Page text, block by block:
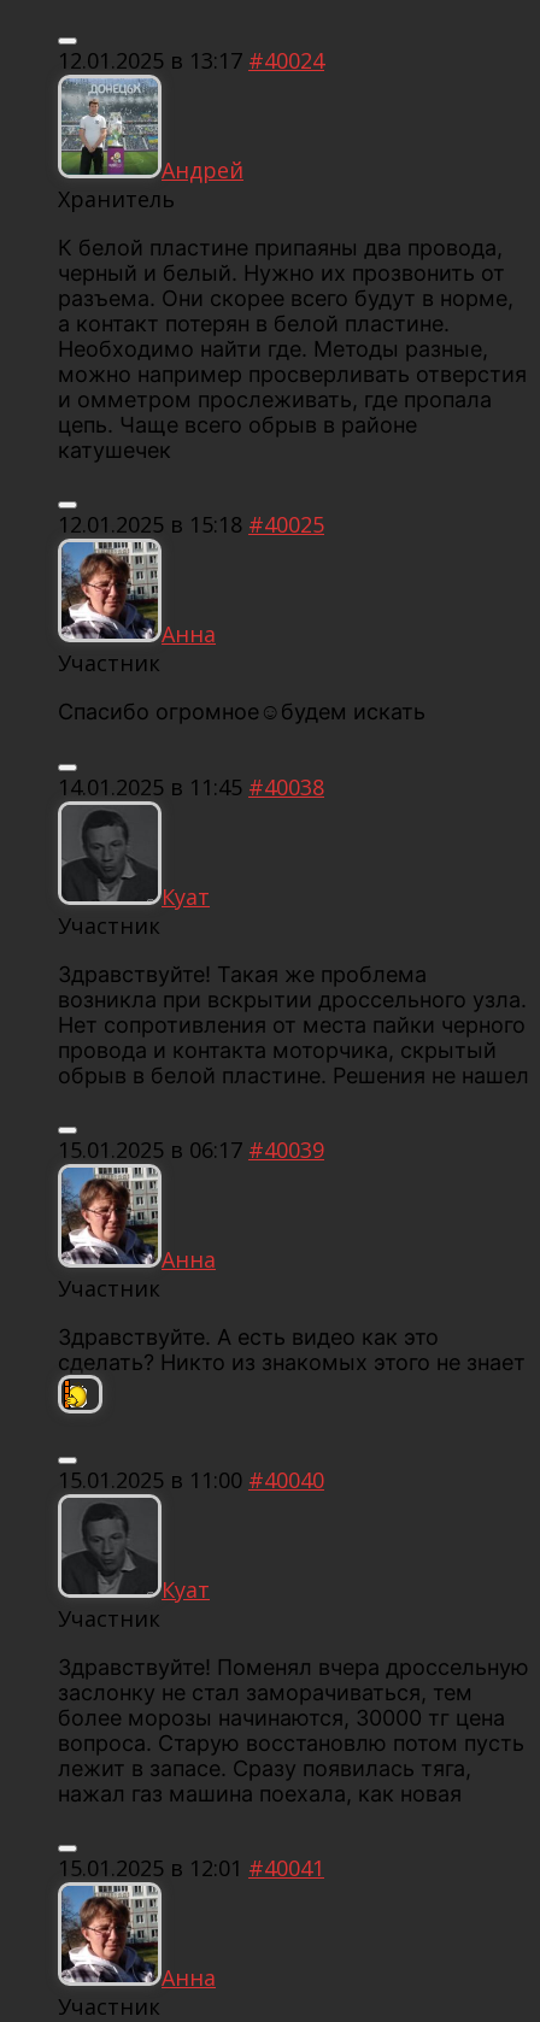
12.01.2025 в 13:17 #40024
Андрей
Хранитель
К белой пластине припаяны два провода,
черный и белый. Нужно их прозвонить от
разъема. Они скорее всего будут в норме,
а контакт потерян в белой пластине.
Необходимо найти где. Методы разные,
можно например просверливать отверстия
и омметром прослеживать, где пропала
цепь. Чаще всего обрыв в районе
катушечек
12.01.2025 в 15:18 #40025
Анна
Участник
Спасибо огромное☺️будем искать
14.01.2025 в 11:45 #40038
Куат
Участник
Здравствуйте! Такая же проблема
возникла при вскрытии дроссельного узла.
Нет сопротивления от места пайки черного
провода и контакта моторчика, скрытый
обрыв в белой пластине. Решения не нашел
15.01.2025 в 06:17 #40039
Анна
Участник
Здравствуйте. А есть видео как это
сделать? Никто из знакомых этого не знает
15.01.2025 в 11:00 #40040
Куат
Участник
Здравствуйте! Поменял вчера дроссельную
заслонку не стал заморачиваться, тем
более морозы начинаются, 30000 тг цена
вопроса. Старую восстановлю потом пусть
лежит в запасе. Сразу появилась тяга,
нажал газ машина поехала, как новая
15.01.2025 в 12:01 #40041
Анна
Участник